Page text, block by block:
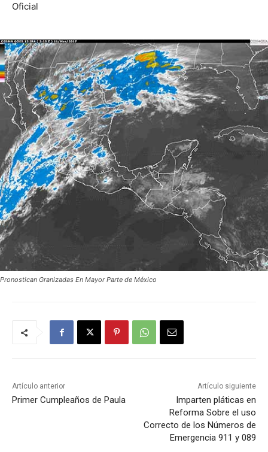
Oficial
Pronostican Granizadas En Mayor Parte de México
Artículo anterior
Primer Cumpleaños de Paula
Artículo siguiente
Imparten pláticas en
Reforma Sobre el uso
Correcto de los Números de
Emergencia 911 y 089